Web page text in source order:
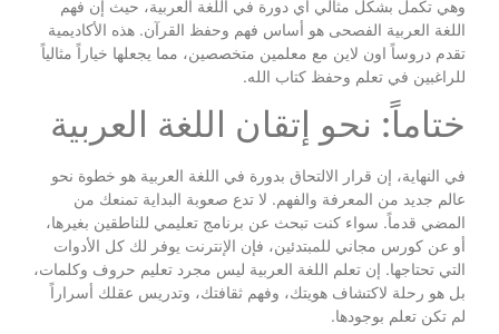
وهي تكمل بشكل مثالي أي دورة في اللغة العربية، حيث إن فهم
اللغة العربية الفصحى هو أساس فهم وحفظ القرآن. هذه الأكاديمية
تقدم دروساً اون لاين مع معلمين متخصصين، مما يجعلها خياراً مثالياً
للراغبين في تعلم وحفظ كتاب الله.
ختاماً: نحو إتقان اللغة العربية
في النهاية، إن قرار الالتحاق بدورة في اللغة العربية هو خطوة نحو
عالم جديد من المعرفة والفهم. لا تدع صعوبة البداية تمنعك من
المضي قدماً. سواء كنت تبحث عن برنامج تعليمي للناطقين بغيرها،
أو عن كورس مجاني للمبتدئين، فإن الإنترنت يوفر لك كل الأدوات
التي تحتاجها. إن تعلم اللغة العربية ليس مجرد تعليم حروف وكلمات،
بل هو رحلة لاكتشاف هويتك، وفهم ثقافتك، وتدريس عقلك أسراراً
لم تكن تعلم بوجودها.